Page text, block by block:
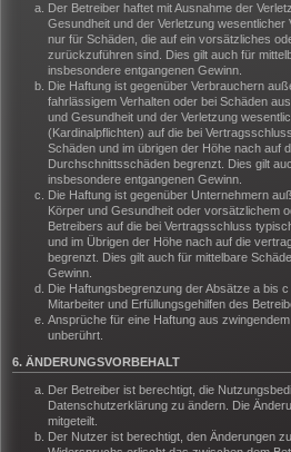
Der Betreiber haftet mit Ausnahme der
Gesundheit und der Verletzung wesentlicher
nur für Schäden, die auf ein vorsätzliches
zurückzuführen sind. Dies gilt auch für
insbesondere entgangenen Gewinn.
Die Haftung ist gegenüber Verbrauchern
fahrlässigem Verhalten oder bei Schäden
und Gesundheit und der Verletzung
(Kardinalpflichten) auf die bei
Schäden und im übrigen der Höhe nach auf
Durchschnittsschäden begrenzt. Dies gilt
insbesondere entgangenen Gewinn.
Die Haftung ist gegenüber Unternehmern
Körper und Gesundheit oder vorsätzlichem
Betreibers auf die bei Vertragsschluss
und im Übrigen der Höhe nach auf die
begrenzt. Dies gilt auch für mittelbare
Gewinn.
Die Haftungsbegrenzung der Absätze a bis
Mitarbeiter und Erfüllungsgehilfen des
Ansprüche für eine Haftung aus
unberührt.
6. ÄNDERUNGSVORBEHALT
Der Betreiber ist berechtigt, die
Datenschutzerklärung zu ändern. Die
mitgeteilt.
Der Nutzer ist berechtigt, den Änderungen